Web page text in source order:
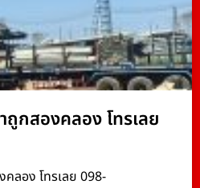
ถูกสองคลอง โทรเลย
ลอง โทรเลย 098-